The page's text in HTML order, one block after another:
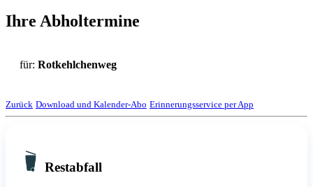
Ihre Abholtermine
für: Rotkehlchenweg
Zurück Download und Kalender-Abo Erinnerungsservice per App
Restabfall